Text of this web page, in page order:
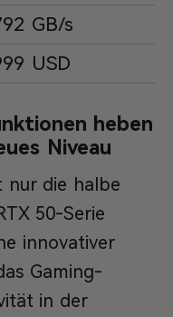
GB/s
USD
heben
Niveau
nur die halbe
50-Serie
innovativer
Gaming-
in der